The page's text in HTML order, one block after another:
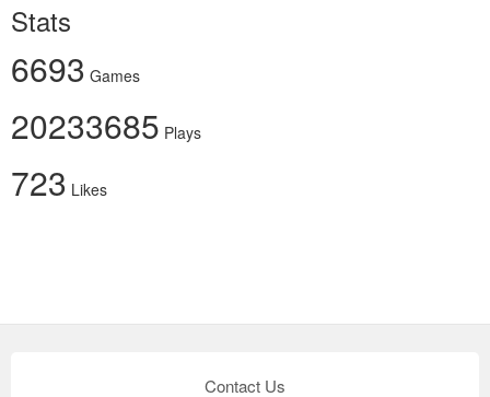
Stats
6693 Games
20233685 Plays
723 Likes
Contact Us